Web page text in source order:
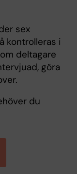
sex
kontrolleras i
deltagare
göra
du